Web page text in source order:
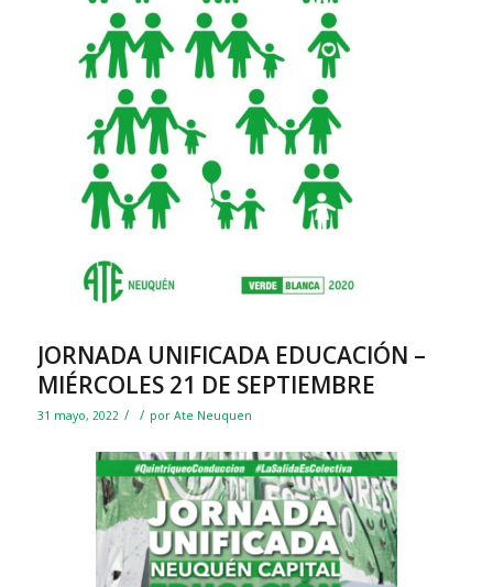
JORNADA UNIFICADA EDUCACIÓN –
MIÉRCOLES 21 DE SEPTIEMBRE
31 mayo, 2022 / / por Ate Neuquen